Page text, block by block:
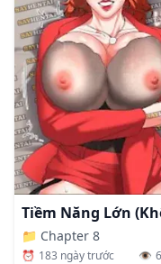
📁 Chapter 8
⏰ 183 ngày trước 👁️